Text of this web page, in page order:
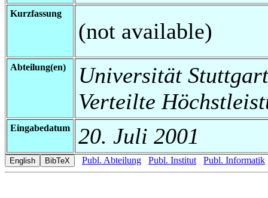
Kurzfassung
(not available)
Abteilung(en)
Universität
Verteilte
Eingabedatum 20. Juli 2001
Publ. Abteilung Publ. Institut Publ. Informatik